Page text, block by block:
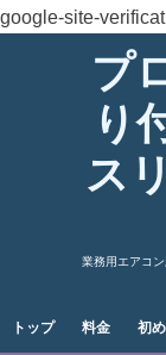
google-site-
プ
り
ス
業務用エアコ
トップ 料金 初